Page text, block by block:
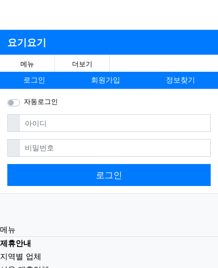
요기요기
메뉴 더보기
로그인 회원가입 정보찾기
자동로그인
아이디필수
비밀번호필수
로그인
메뉴
제휴안내
지역별 업체